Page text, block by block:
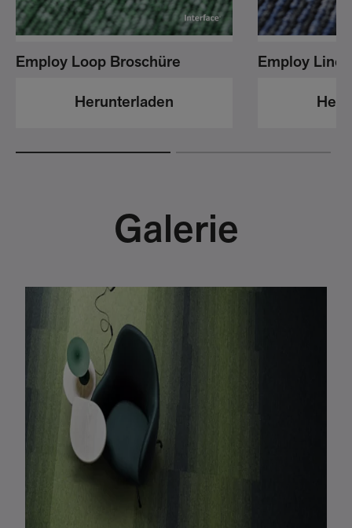
Employ Loop Broschüre
Herunterladen
Employ
Galerie